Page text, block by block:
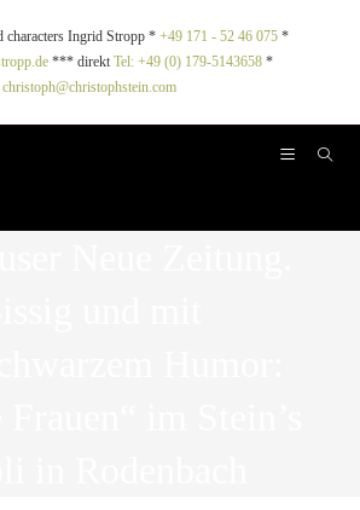
characters Ingrid Stropp * +49 171 - 52 46 075 *
*** direkt Tel: +49 (0) 179-5143658*
christoph@christophstein.com